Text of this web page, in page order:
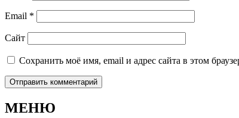
Email *
Сайт
Сохранить моё имя, email и адрес сайта в этом
МЕНЮ